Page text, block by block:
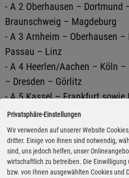
- A 2 Oberhausen – Dortmund
Braunschweig – Magdeburg
- A 3 Arnheim – Oberhausen
Passau – Linz
- A 4 Heerlen/Aachen – Köln
– Dresden – Görlitz
- A 5 Kassel – Frankfurt sowie
- A 6 Mannheim – Heilbronn –
- A 7 Flensburg – Hamburg –
sowie Ulm – Füssen/Reutte
- A 8 Karlsruhe – Stuttgart –
- A 9 Berlin – Halle/Leipzig
Privatsphäre-Einstellungen
Wir verwenden auf unserer Website
dritter. Einige von ihnen sind notwendig,
sind, uns jedoch helfen, unser
wirtschaftlich zu betreiben. Die
bzw. von Ihnen ausgewählten Cookies und